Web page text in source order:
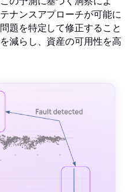
ナンスアプローチが可能に
題を特定して修正すること
減らし、資産の可用性を高